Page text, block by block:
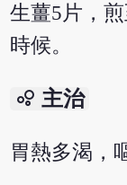
生薑5片，
時候。
bubble_chart 主治
胃熱多渴，